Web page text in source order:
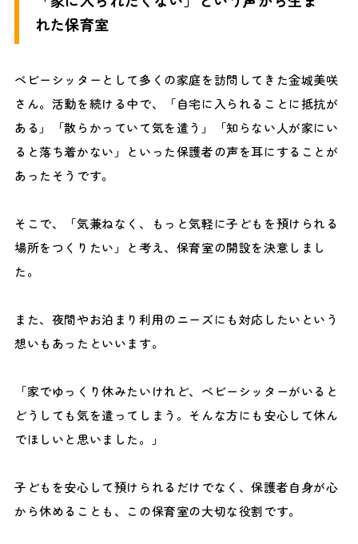
れた保育室
ベビーシッターとして多くの家庭を訪問してきた金城美咲
さん。活動を続ける中で、「自宅に入られることに抵抗が
ある」「散らかっていて気を遣う」「知らない人が家にい
ると落ち着かない」といった保護者の声を耳にすることが
あったそうです。
そこで、「気兼ねなく、もっと気軽に子どもを預けられる
場所をつくりたい」と考え、保育室の開設を決意しまし
た。
また、夜間やお泊まり利用のニーズにも対応したいという
想いもあったといいます。
「家でゆっくり休みたいけれど、ベビーシッターがいると
どうしても気を遣ってしまう。そんな方にも安心して休ん
でほしいと思いました。」
子どもを安心して預けられるだけでなく、保護者自身が心
から休めることも、この保育室の大切な役割です。